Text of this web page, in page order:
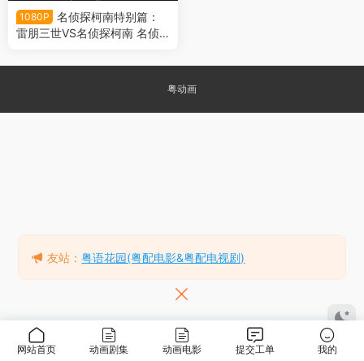
1080P
名侦探柯南特别篇：
雷朋三世VS名侦探柯南 名侦
侦探柯南粤语版
粤动画
网站首页 动画剧集 动画电影 提交工单 我的
友站：粤语花园(粤配电影&粤配电视剧)